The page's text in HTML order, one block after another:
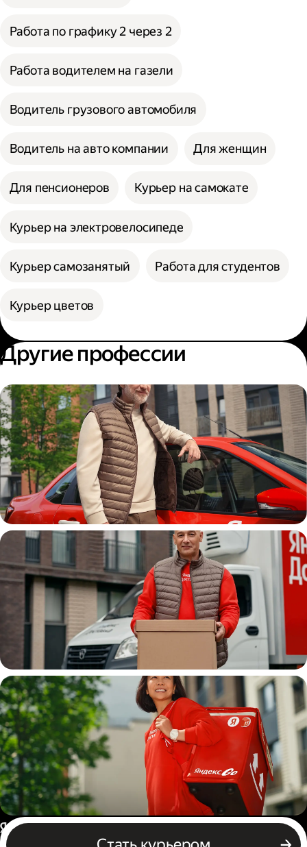
Работа по графику 2 через 2
Работа водителем на газели
Водитель грузового автомобиля
Водитель на авто компании Для женщин
Для пенсионеров Курьер на самокате
Курьер на электровелосипеде
Курьер самозанятый Работа для студентов
Курьер цветов
Другие профессии
Автокурьер
Водитель
грузовой машины
Пеший курьер Россия